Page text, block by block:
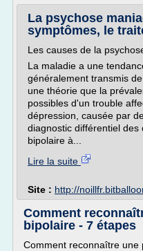
La psychose
symptômes, le
Les causes de la
La maladie a une
généralement transmis
une théorie que la
possibles d'un trouble
dépression, causée par
diagnostic différentiel
bipolaire à...
Lire la suite
Site : http://
Comment
bipolaire - 7 étapes
Comment reconnaître une